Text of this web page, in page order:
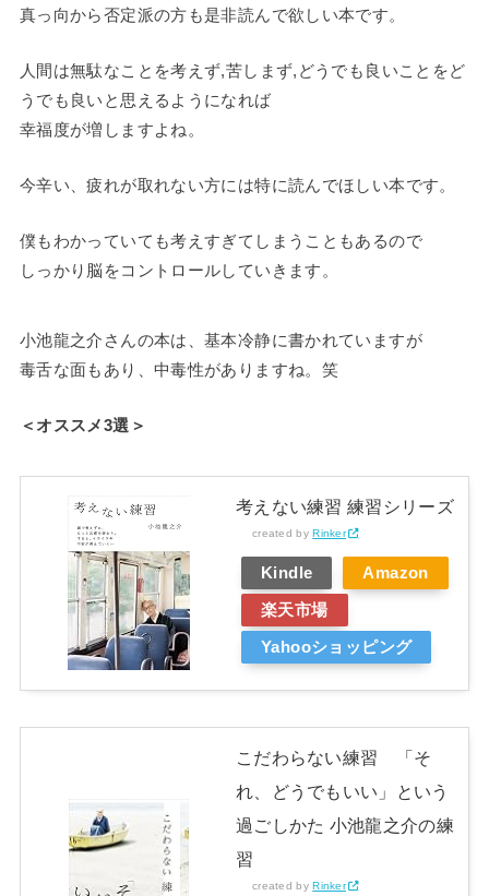
真っ向から否定派の方も是非読んで欲しい本です。
人間は無駄なことを考えず,苦しまず,どうでも良いことをど
うでも良いと思えるようになれば
幸福度が増しますよね。
今辛い、疲れが取れない方には特に読んでほしい本です。
僕もわかっていても考えすぎてしまうこともあるので
しっかり脳をコントロールしていきます。
小池龍之介さんの本は、基本冷静に書かれていますが
毒舌な面もあり、中毒性がありますね。笑
＜オススメ3選＞
考えない練習 練習シリーズ
created byRinker
Kindle Amazon
楽天市場
Yahooショッピング
こだわらない練習 「そ
れ、どうでもいい」という
過ごしかた 小池龍之介の練
習
created byRinker